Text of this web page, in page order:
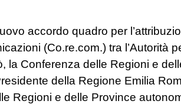
accordo quadro per
(Co.re.com.) tra l’Autorità
la Conferenza delle Regioni e
della Regione Emilia
Regioni e delle Province